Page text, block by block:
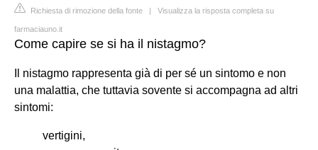
Richiesta di rimozione della fonte | Visualizza la risposta completa su
farmaciauno.it
Come capire se si ha il nistagmo?
Il nistagmo rappresenta già di per sé un sintomo e non
una malattia, che tuttavia sovente si accompagna ad altri
sintomi:
vertigini,